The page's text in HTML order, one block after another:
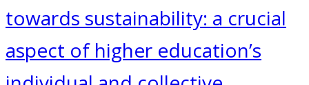
towards sustainability: a crucial
aspect of higher education’s